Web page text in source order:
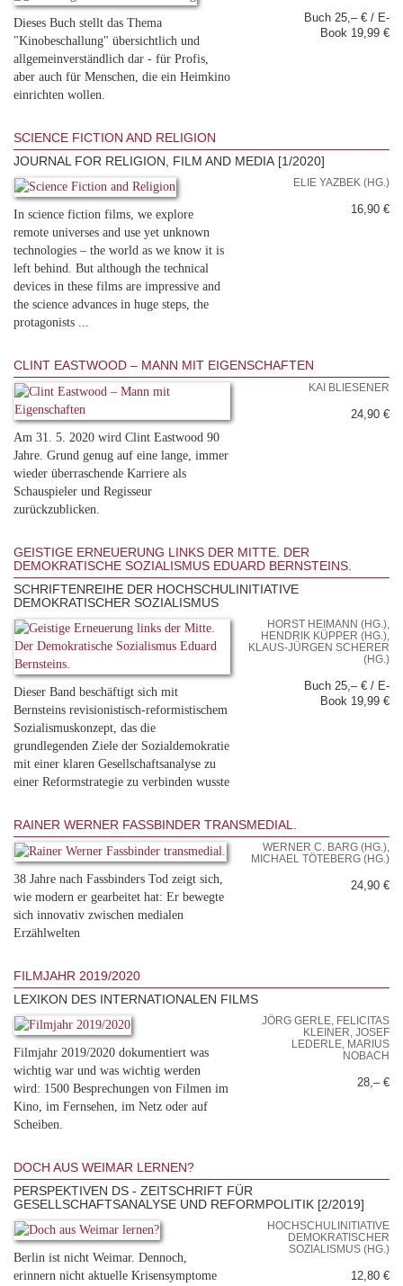
Dieses Buch stellt das Thema
"Kinobeschallung" übersichtlich und
allgemeinverständlich dar - für Profis,
aber auch für Menschen, die ein Heimkino
einrichten wollen.
Buch 25,– € / E-
Book 19,99 €
SCIENCE FICTION AND RELIGION
JOURNAL FOR RELIGION, FILM AND MEDIA [1/2020]
In science fiction films, we explore
remote universes and use yet unknown
technologies – the world as we know it is
left behind. But although the technical
devices in these films are impressive and
the science advances in huge steps, the
protagonists ...
ELIE YAZBEK (HG.)
16,90 €
CLINT EASTWOOD – MANN MIT EIGENSCHAFTEN
Am 31. 5. 2020 wird Clint Eastwood 90
Jahre. Grund genug auf eine lange, immer
wieder überraschende Karriere als
Schauspieler und Regisseur
zurückzublicken.
KAI BLIESENER
24,90 €
GEISTIGE ERNEUERUNG LINKS DER MITTE. DER
DEMOKRATISCHE SOZIALISMUS EDUARD BERNSTEINS.
SCHRIFTENREIHE DER HOCHSCHULINITIATIVE
DEMOKRATISCHER SOZIALISMUS
Dieser Band beschäftigt sich mit
Bernsteins revisionistisch-reformistischem
Sozialismuskonzept, das die
grundlegenden Ziele der Sozialdemokratie
mit einer klaren Gesellschaftsanalyse zu
einer Reformstrategie zu verbinden wusste
HORST HEIMANN (HG.),
HENDRIK KÜPPER (HG.),
KLAUS-JÜRGEN SCHERER
(HG.)
Buch 25,– € / E-
Book 19,99 €
RAINER WERNER FASSBINDER TRANSMEDIAL.
38 Jahre nach Fassbinders Tod zeigt sich,
wie modern er gearbeitet hat: Er bewegte
sich innovativ zwischen medialen
Erzählwelten
WERNER C. BARG (HG.),
MICHAEL TÖTEBERG (HG.)
24,90 €
FILMJAHR 2019/2020
LEXIKON DES INTERNATIONALEN FILMS
Filmjahr 2019/2020 dokumentiert was
wichtig war und was wichtig werden
wird: 1500 Besprechungen von Filmen im
Kino, im Fernsehen, im Netz oder auf
Scheiben.
JÖRG GERLE, FELICITAS
KLEINER, JOSEF
LEDERLE, MARIUS
NOBACH
28,– €
DOCH AUS WEIMAR LERNEN?
PERSPEKTIVEN DS - ZEITSCHRIFT FÜR
GESELLSCHAFTSANALYSE UND REFORMPOLITIK [2/2019]
Berlin ist nicht Weimar. Dennoch,
erinnern nicht aktuelle Krisensymptome
HOCHSCHULINITIATIVE
DEMOKRATISCHER
SOZIALISMUS (HG.)
12,80 €